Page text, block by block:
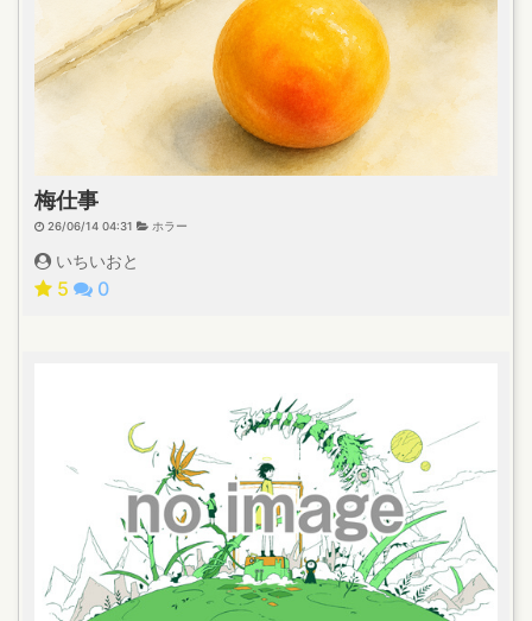
梅仕事
26/06/14 04:31 ホラー
いちいおと
5 0